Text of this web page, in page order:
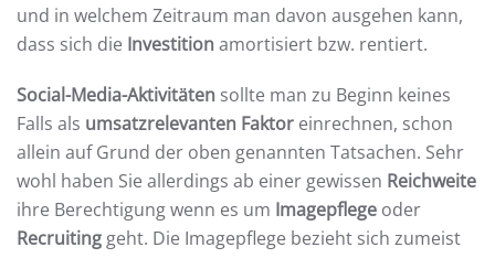
und in welchem Zeitraum man davon ausgehen kann,
dass sich die Investitionamortisiert bzw. rentiert.
Social-Media-Aktivitäten sollte man zu Beginn keines
Falls als umsatzrelevanten Faktor einrechnen, schon
allein auf Grund der oben genannten Tatsachen. Sehr
wohl haben Sie allerdings ab einer gewissen Reichweite
ihre Berechtigung wenn es um Imagepflege oder
Recruiting geht. Die Imagepflege bezieht sich zumeist